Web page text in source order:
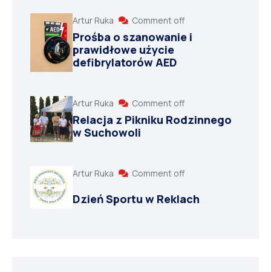
Artur Ruka Comment off
Prośba o szanowanie i
prawidłowe użycie
defibrylatorów AED
Artur Ruka Comment off
Relacja z Pikniku Rodzinnego
w Suchowoli
Artur Ruka Comment off
Dzień Sportu w Reklach